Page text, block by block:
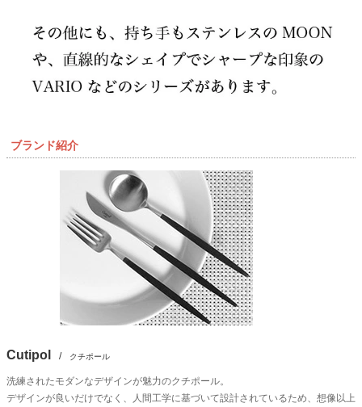
ブランド紹介
Cutipol / クチポール
洗練されたモダンなデザインが魅力のクチポール。
デザインが良いだけでなく、人間工学に基づいて設計されているため、想像以上